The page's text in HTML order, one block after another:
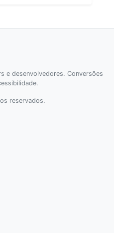
e desenvolvedores. Conversões
reservados.